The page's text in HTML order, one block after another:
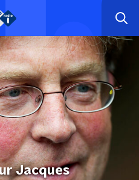
Jacques